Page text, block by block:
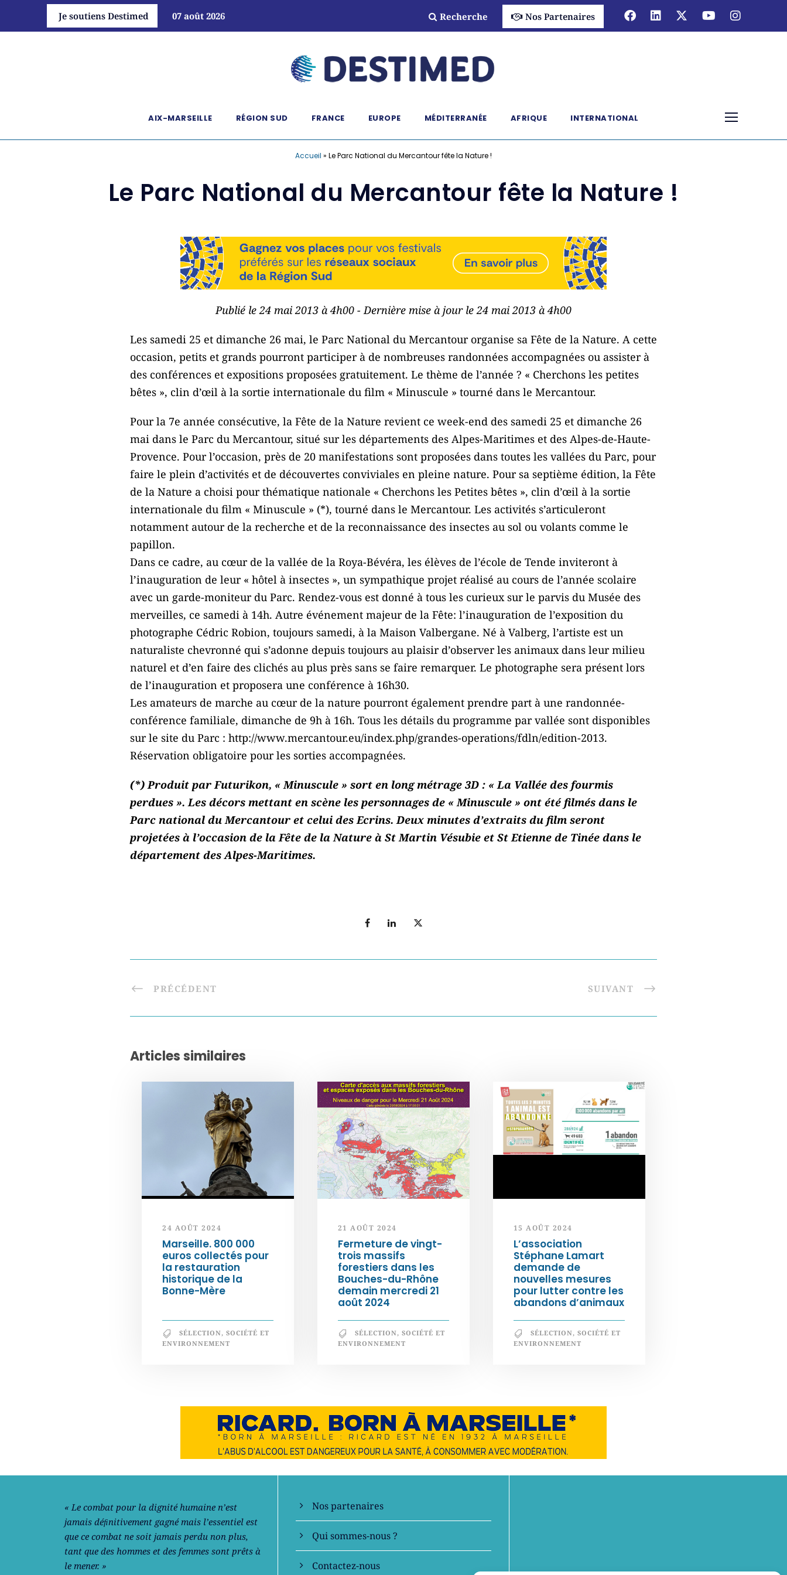
Je soutiens Destimed 07 août 2026 Recherche Nos Partenaires
AIX-MARSEILLE RÉGION SUD FRANCE EUROPE MÉDITERRANÉE AFRIQUE INTERNATIONAL
Accueil » Le Parc National du Mercantour fête la Nature !
Le Parc National du Mercantour fête la Nature !
Publié le 24 mai 2013 à 4h00 - Dernière mise à jour le 24 mai 2013 à 4h00
Les samedi 25 et dimanche 26 mai, le Parc National du Mercantour organise sa Fête de la Nature. A cette
occasion, petits et grands pourront participer à de nombreuses randonnées accompagnées ou assister à
des conférences et expositions proposées gratuitement. Le thème de l’année ? « Cherchons les petites
bêtes », clin d’œil à la sortie internationale du film « Minuscule » tourné dans le Mercantour.
Pour la 7e année consécutive, la Fête de la Nature revient ce week-end des samedi 25 et dimanche 26
mai dans le Parc du Mercantour, situé sur les départements des Alpes-Maritimes et des Alpes-de-Haute-
Provence. Pour l’occasion, près de 20 manifestations sont proposées dans toutes les vallées du Parc, pour
faire le plein d’activités et de découvertes conviviales en pleine nature. Pour sa septième édition, la Fête
de la Nature a choisi pour thématique nationale « Cherchons les Petites bêtes », clin d’œil à la sortie
internationale du film « Minuscule » (*), tourné dans le Mercantour. Les activités s’articuleront
notamment autour de la recherche et de la reconnaissance des insectes au sol ou volants comme le
papillon.
Dans ce cadre, au cœur de la vallée de la Roya-Bévéra, les élèves de l’école de Tende inviteront à
l’inauguration de leur « hôtel à insectes », un sympathique projet réalisé au cours de l’année scolaire
avec un garde-moniteur du Parc. Rendez-vous est donné à tous les curieux sur le parvis du Musée des
merveilles, ce samedi à 14h. Autre événement majeur de la Fête: l’inauguration de l’exposition du
photographe Cédric Robion, toujours samedi, à la Maison Valbergane. Né à Valberg, l’artiste est un
naturaliste chevronné qui s’adonne depuis toujours au plaisir d’observer les animaux dans leur milieu
naturel et d’en faire des clichés au plus près sans se faire remarquer. Le photographe sera présent lors
de l’inauguration et proposera une conférence à 16h30.
Les amateurs de marche au cœur de la nature pourront également prendre part à une randonnée-
conférence familiale, dimanche de 9h à 16h. Tous les détails du programme par vallée sont disponibles
sur le site du Parc : http://www.mercantour.eu/index.php/grandes-operations/fdln/edition-2013.
Réservation obligatoire pour les sorties accompagnées.
(*) Produit par Futurikon, « Minuscule » sort en long métrage 3D : « La Vallée des fourmis
perdues ». Les décors mettant en scène les personnages de « Minuscule » ont été filmés dans le
Parc national du Mercantour et celui des Ecrins. Deux minutes d’extraits du film seront
projetées à l’occasion de la Fête de la Nature à St Martin Vésubie et St Etienne de Tinée dans le
département des Alpes-Maritimes.
PRÉCÉDENT SUIVANT
Articles similaires
24 AOÛT 2024
Marseille. 800 000
euros collectés pour
la restauration
historique de la
Bonne-Mère
SÉLECTION, SOCIÉTÉ ET
ENVIRONNEMENT
21 AOÛT 2024
Fermeture de vingt-
trois massifs
forestiers dans les
Bouches-du-Rhône
demain mercredi 21
août 2024
SÉLECTION, SOCIÉTÉ ET
ENVIRONNEMENT
15 AOÛT 2024
L’association
Stéphane Lamart
demande de
nouvelles mesures
pour lutter contre les
abandons d’animaux
SÉLECTION, SOCIÉTÉ ET
ENVIRONNEMENT
Notre philosophie
« Le combat pour la dignité humaine n’est
jamais déﬁnitivement gagné mais l’essentiel est
que ce combat ne soit jamais perdu non plus,
tant que des hommes et des femmes sont prêts à
le mener. »
En savoir +
Nos partenaires
Qui sommes-nous ?
Contactez-nous